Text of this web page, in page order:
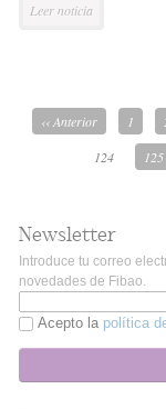
Leer noticia
‹‹ Anterior 1
124
125
Newsletter
Introduce tu correo
novedades de Fibao.
Acepto la política